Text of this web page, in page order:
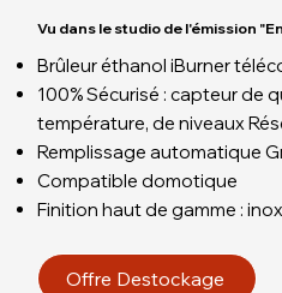
Vu dans le studio de l'émission
Brûleur éthanol iBurner
100% Sécurisé : capteur de
température, de niveaux
Remplissage automatique
Compatible domotique
Finition haut de gamme :
Offre Destockage